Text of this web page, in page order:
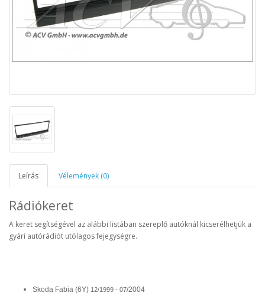
Leírás Vélemények (0)
Rádiókeret
A keret segítségével az alábbi listában szereplő autóknál kicserélhetjük a
gyári autórádiót utólagos fejegységre.
Skoda Fabia (6Y) 12/1999 - 07/2004